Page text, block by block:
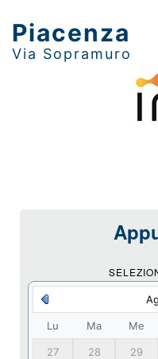
Piacenza
Via Sopramuro
Lu Ma Me
27 28 29